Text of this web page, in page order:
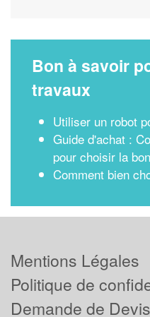
Bon à savoir
travaux
Utiliser un robot
Guide d'achat :
pour choisir la
Comment bien
Mentions Légales
Politique de
Demande de